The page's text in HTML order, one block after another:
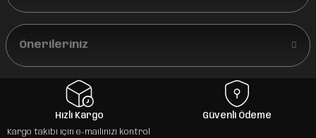
Önerileriniz
Hızlı Kargo
Kargo takibi için e-mailinizi kontrol
Güvenli Ödeme